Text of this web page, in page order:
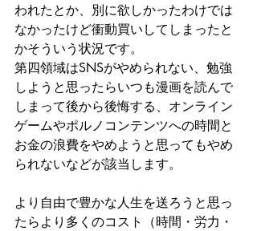
われたとか、別に欲しかったわけでは
なかったけど衝動買いしてしまったと
かそういう状況です。
第四領域はSNSがやめられない、勉強
しようと思ったらいつも漫画を読んで
しまって後から後悔する、オンライン
ゲームやポルノコンテンツへの時間と
お金の浪費をやめようと思ってもやめ
られないなどが該当します。
より自由で豊かな人生を送ろうと思っ
たらより多くのコスト（時間・労力・